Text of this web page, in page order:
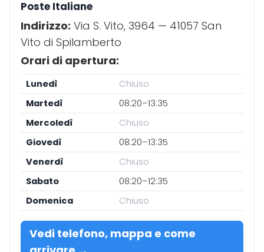
Poste Italiane
Indirizzo: Via S. Vito, 3964 — 41057 San
Vito di Spilamberto
Orari di apertura:
Lunedì
Chiuso
Martedì
08:20–13:35
Mercoledì
Chiuso
Giovedì
08:20–13:35
Venerdì
Chiuso
Sabato
08:20–12:35
Domenica
Chiuso
Vedi telefono, mappa e come